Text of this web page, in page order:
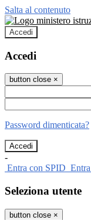
Salta al contenuto
Accedi
Accedi
button close ×
Password dimenticata?
-
Entra con SPID
Seleziona utente
button close ×